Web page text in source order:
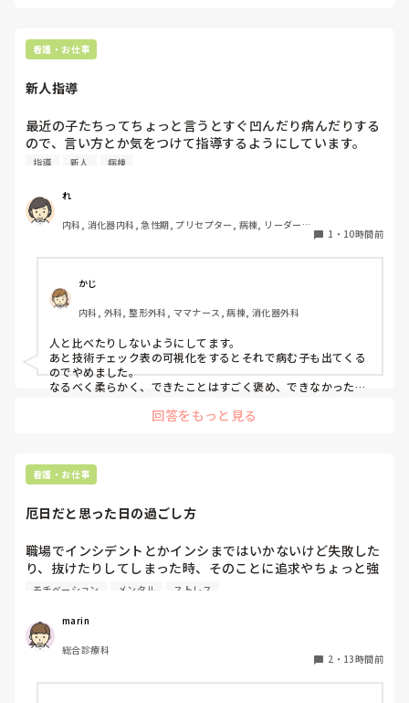
看護・お仕事
新人指導
最近の子たちってちょっと言うとすぐ凹んだり病んだりする
ので、言い方とか気をつけて指導するようにしています。
新人指導でみなさん気をつけていることはありますか？
指導 新人 病棟
れ
内科, 消化器内科, 急性期, プリセプター, 病棟, リーダー,
1 ・ 10時間前
かじ
内科, 外科, 整形外科, ママナース, 病棟, 消化器外科
人と比べたりしないようにしてます。
あと技術チェック表の可視化をするとそれで病む子も出てくる
のでやめました。
なるべく柔らかく、できたことはすごく褒め、できなかったこ
回答をもっと見る
看護・お仕事
厄日だと思った日の過ごし方
職場でインシデントとかインシまではいかないけど失敗した
り、抜けたりしてしまった時、そのことに追求やちょっと強
めに指摘してくる先輩って少なからずあると思います。抜け
たり落ち込みます。中には抜けたら気づいた人がやればいい
よで済む優しい方もおりますが、抜けたり失敗した時、私の
場合は凄く引きづります。次は抜けないようにしないととか
す。例えば予定あったのにキャンセルしたくなったりとか、
モチベーション メンタル ストレス
marin
総合診療科
2 ・ 13時間前